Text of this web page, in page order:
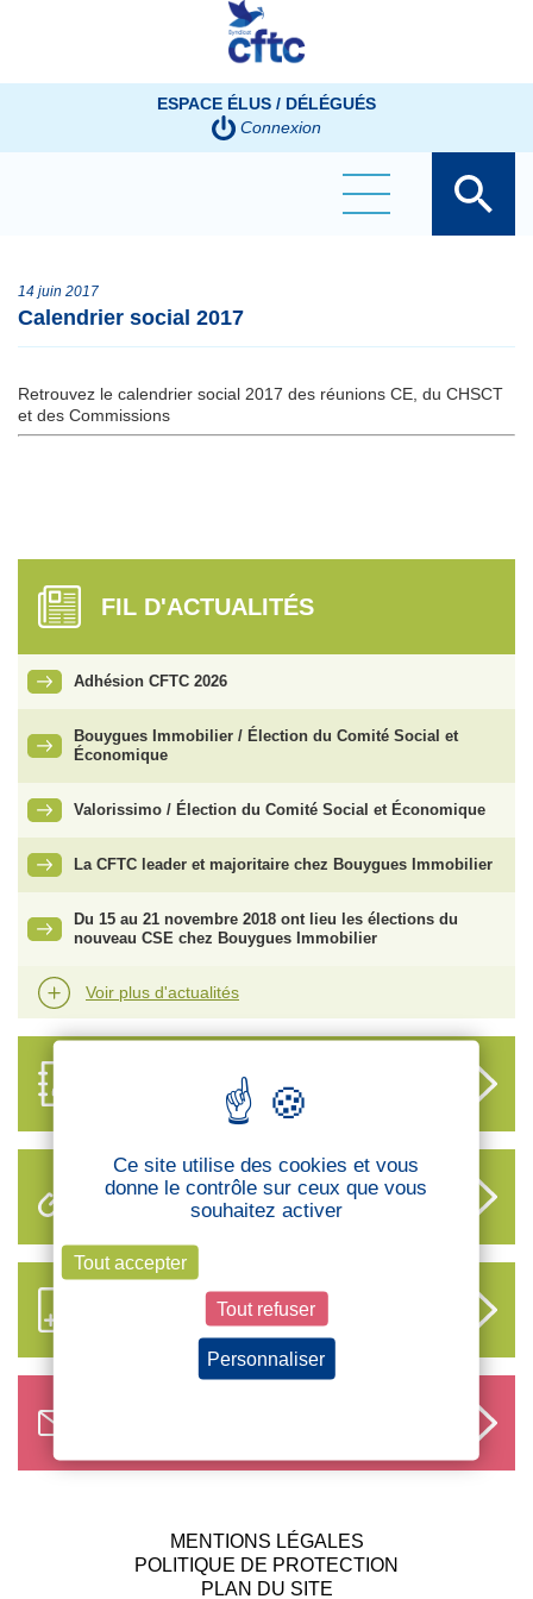
ESPACE ÉLUS / DÉLÉGUÉS
Connexion
14 juin 2017
Calendrier social 2017
Retrouvez le calendrier social 2017 des réunions CE, du CHSCT
et des Commissions
FIL D'ACTUALITÉS
Adhésion CFTC 2026
Bouygues Immobilier / Élection du Comité Social et
Économique
Valorissimo / Élection du Comité Social et Économique
La CFTC leader et majoritaire chez Bouygues Immobilier
Du 15 au 21 novembre 2018 ont lieu les élections du
nouveau CSE chez Bouygues Immobilier
Voir plus d'actualités
DES DÉLÉGUÉS
LIENS UTILES
S’ABONNER AUX NOUVEAUX
CONTENUS CFTC
MENTIONS LÉGALES
POLITIQUE DE PROTECTION
PLAN DU SITE
Panneau de gestion des cookies
Ce site utilise des cookies et vous
donne le contrôle sur ceux que vous
souhaitez activer
Tout accepter
Tout refuser
Personnaliser